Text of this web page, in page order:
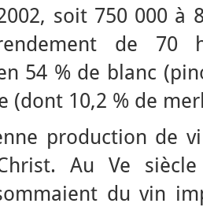
soit 750 000 à
de 70
54 % de blanc
(dont 10,2 % de
production de
Au Ve
du vin